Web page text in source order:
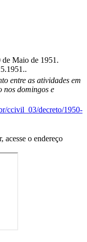
de Maio de 1951.
entre as atividades em
nos domingos e
ccivil_03/decreto/1950-
acesse o endereço